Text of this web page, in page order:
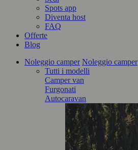
Spots app
Diventa host
FAQ
Offerte
Blog
Noleggio camper Noleggio camper
Tutti i modelli
Camper van
Furgonati
Autocaravan